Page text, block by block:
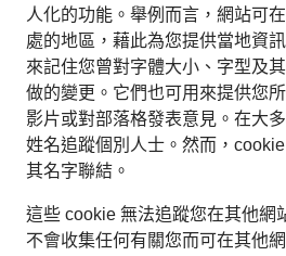
人化的功能。舉例而言，網站可
處的地區，藉此為您提供當地資
來記住您曾對字體大小、字型及
做的變更。它們也可用來提供您
影片或對部落格發表意見。在大
姓名追蹤個別人士。然而，
其名字聯結。
這些 cookie 無法追蹤您在其他網
不會收集任何有關您而可在其他